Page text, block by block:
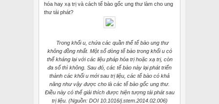
hóa hay xạ trị và cách tế bào gốc ung thư làm cho ung
thư tái phát?
Trong khối u, chứa các quần thể tế bào ung thư
không đồng nhất. Một số dòng tế bào trong khối u có
thể kháng lại với các liệu pháp hóa trị hoặc xạ trị, còn
đa số thì không. Sau đó, các tế bào này lại phát triển
thành các khối u mới sau trị liệu, các tế bào có khả
năng như vậy được cho là các tế bào gốc ung thư.
Điều này có thể giải thích được hiện tượng tái phát sau
trị liệu. (Nguồn: DOI 10.1016/j.stem.2014.02.006)